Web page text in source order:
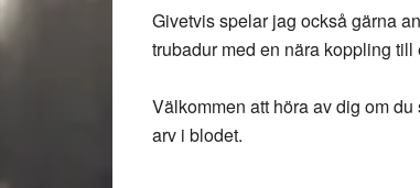
Givetvis spelar jag också gärna
trubadur med en nära koppling
Välkommen att höra av dig om
arv i blodet.